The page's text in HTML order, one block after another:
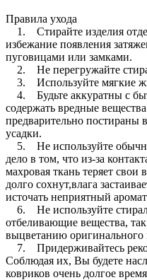
Правила ухода
1. Стирайте изделия
избежание появления
пуговицами или замками.
2. Не перегружайте
3. Используйте мягкие
4. Будьте аккуратны с
содержать вредные
предварительно постираны
усадки.
5. Не используйте
дело в том, что из-за
махровая ткань теряет
долго сохнут,влага
источать неприятный
6. Не используйте
отбеливающие вещества,
выцветанию оригинального
7. Придерживайтесь
Соблюдая их, Вы будете
ковриков очень долгое